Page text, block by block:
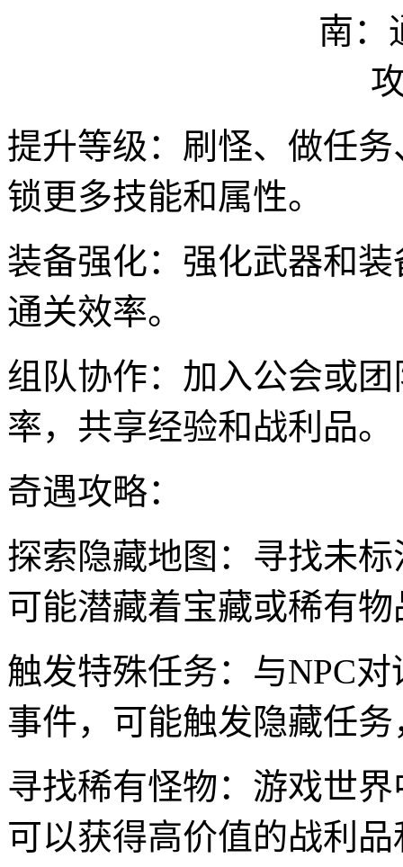
提升等级：刷怪、做任
锁更多技能和属性。
装备强化：强化武器和
通关效率。
组队协作：加入公会或
率，共享经验和战利品。
奇遇攻略：
探索隐藏地图：寻找未
可能潜藏着宝藏或稀有物
触发特殊任务：与NPC
事件，可能触发隐藏任
寻找稀有怪物：游戏世
可以获得高价值的战利